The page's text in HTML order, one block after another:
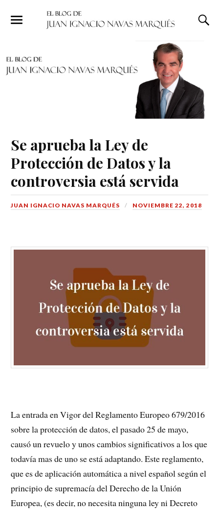
Se aprueba la Ley de
Protección de Datos y la
controversia está servida
JUAN IGNACIO NAVAS MARQUÉS NOVIEMBRE 22, 2018
La entrada en Vigor del Reglamento Europeo 679/2016
sobre la protección de datos, el pasado 25 de mayo,
causó un revuelo y unos cambios significativos a los que
todavía mas de uno se está adaptando. Este reglamento,
que es de aplicación automática a nivel español según el
principio de supremacía del Derecho de la Unión
Europea, (es decir, no necesita ninguna ley ni Decreto